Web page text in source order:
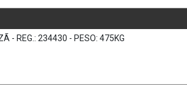
- REG.: 234430 - PESO: 475KG